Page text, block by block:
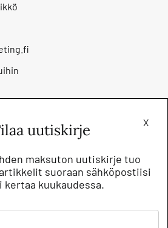
X
uutiskirje
maksuton uutiskirje tuo
suoraan sähköpostiisi
kertaa kuukaudessa.